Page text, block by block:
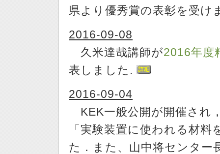
県より優秀賞の表彰を受け
2016-09-08
久米達哉講師が2016年度
表しました.
2016-09-04
KEK一般公開が開催され
「実験装置に使われる材
た．また、山中将センタ